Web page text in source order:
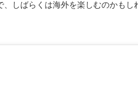
しばらくは海外を楽しむのかもし